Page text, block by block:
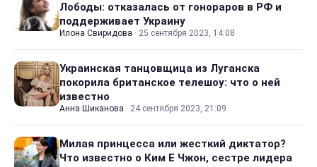
Лободы: отказалась от гонораров в РФ и
поддерживает Украину
Илона Свиридова · 25 сентября 2023, 14:08
Украинская танцовщица из Луганска
покорила британское телешоу: что о ней
известно
Анна Шиканова · 24 сентября 2023, 21:09
Милая принцесса или жесткий диктатор?
Что известно о Ким Е Чжон, сестре лидера